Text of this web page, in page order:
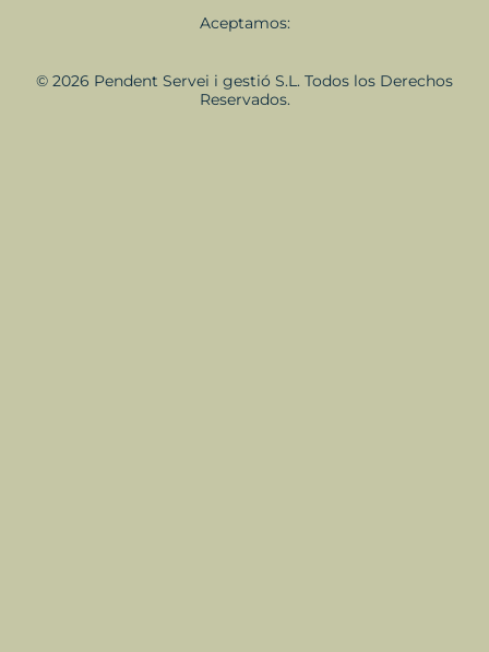
Aceptamos:
© 2026 Pendent Servei i gestió S.L. Todos los Derechos
Reservados.